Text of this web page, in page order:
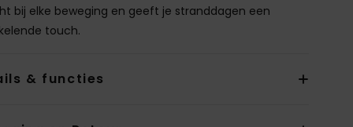
bij elke beweging en geeft je stranddagen een
touch.
& functies